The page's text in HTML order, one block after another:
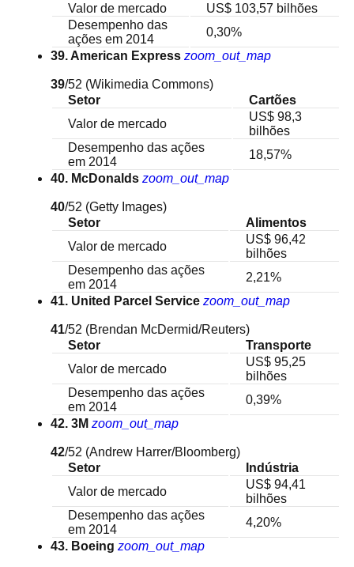
Valor de mercado
US$ 103,57 bilhões
Desempenho das
ações em 2014
0,30%
39. American Express zoom_out_map
39/52 (Wikimedia Commons)
Setor
Cartões
Valor de mercado
US$ 98,3
bilhões
Desempenho das ações
em 2014
18,57%
40. McDonalds zoom_out_map
40/52 (Getty Images)
Setor
Alimentos
Valor de mercado
US$ 96,42
bilhões
Desempenho das ações
em 2014
2,21%
41. United Parcel Service zoom_out_map
41/52 (Brendan McDermid/Reuters)
Setor
Transporte
Valor de mercado
US$ 95,25
bilhões
Desempenho das ações
em 2014
0,39%
42. 3M zoom_out_map
42/52 (Andrew Harrer/Bloomberg)
Setor
Indústria
Valor de mercado
US$ 94,41
bilhões
Desempenho das ações
em 2014
4,20%
43. Boeing zoom_out_map